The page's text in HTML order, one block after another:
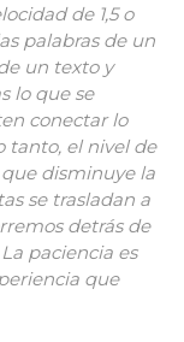
de 1,5 o
palabras de un
un texto y
lo que se
conectar lo
tanto, el nivel de
disminuye la
se trasladan a
detrás de
paciencia es
que